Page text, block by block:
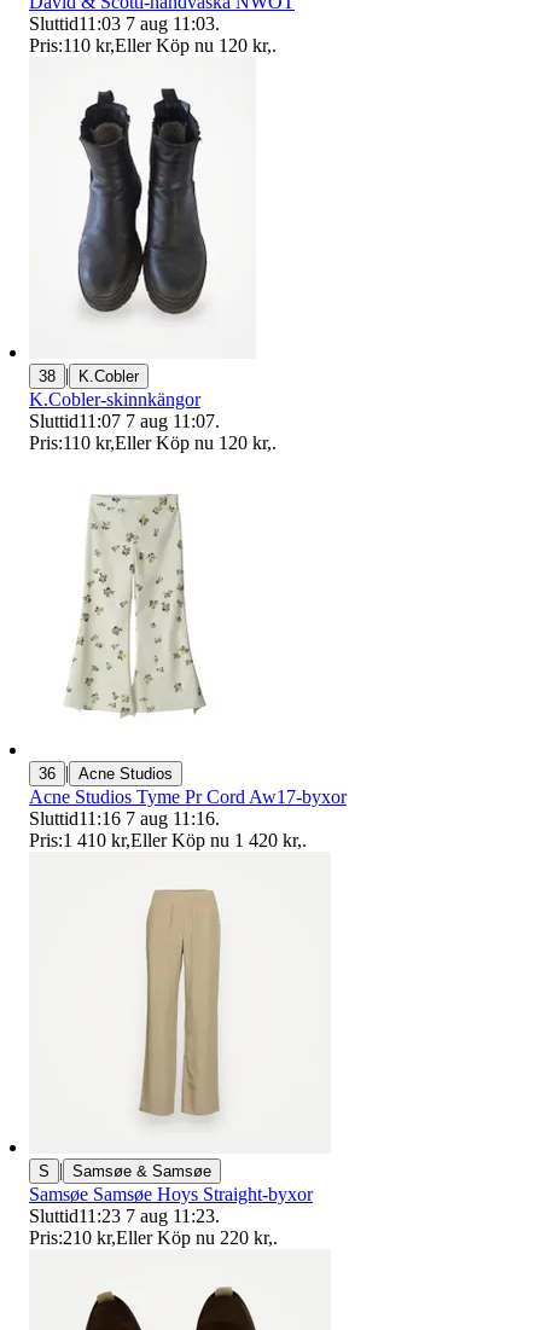
Sluttid11:03 7 aug 11:03.
Pris:110 kr,Eller Köp nu 120 kr,.
38 | K.Cobler
K.Cobler-skinnkängor
Sluttid11:07 7 aug 11:07.
Pris:110 kr,Eller Köp nu 120 kr,.
36 | Acne Studios
Acne Studios Tyme Pr Cord Aw17-byxor
Sluttid11:16 7 aug 11:16.
Pris:1 410 kr,Eller Köp nu 1 420 kr,.
S | Samsøe & Samsøe
Samsøe Samsøe Hoys Straight-byxor
Sluttid11:23 7 aug 11:23.
Pris:210 kr,Eller Köp nu 220 kr,.